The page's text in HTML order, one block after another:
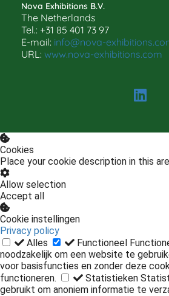
Nova Exhibitions B.V.
The Netherlands
Tel.: +31 85 401 73 97
E-mail: info@nova-
URL: www.nova-exhibitions.com
Cookies
Place your cookie description in this
Allow selection
Accept all
Cookie instellingen
Privacy policy
Alles
Functioneel
noodzakelijk om een website te
voor basisfuncties en zonder deze
functioneren.
Statistieken
gebruikt om anoniem informatie te